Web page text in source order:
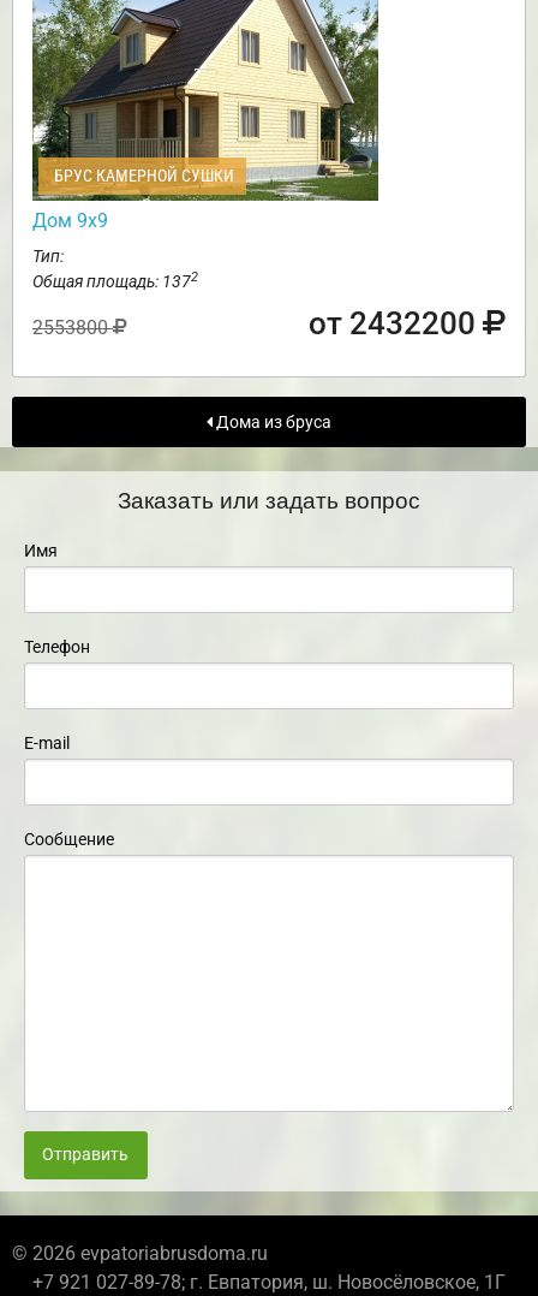
БРУС КАМЕРНОЙ СУШКИ
Дом 9х9
Тип:
Общая площадь: 1372
2553800 от 2432200
Дома из бруса
Заказать или задать вопрос
Имя
Телефон
E-mail
Сообщение
Отправить
© 2026 evpatoriabrusdoma.ru
+7 921 027-89-78; г. Евпатория, ш. Новосёловское, 1Г